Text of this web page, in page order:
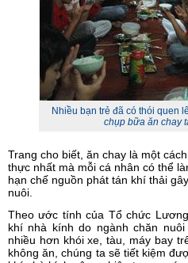
Nhiều bạn trẻ đã có thói quen
chụp bữa ăn chay
Trang cho biết, ăn chay là một
thực nhất mà mỗi cá nhân có thể
hạn chế nguồn phát tán khí thải
nuôi.
Theo ước tính của Tổ chức
khí nhà kính do ngành chăn
nhiều hơn khói xe, tàu, máy bay
không ăn, chúng ta sẽ tiết kiệm